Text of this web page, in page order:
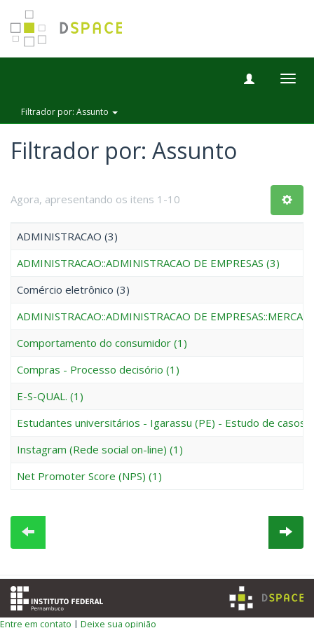
Filtrador por: Assunto
Filtrador por: Assunto
Agora, apresentando os itens 1-10
ADMINISTRACAO (3)
ADMINISTRACAO::ADMINISTRACAO DE EMPRESAS (3)
Comércio eletrônico (3)
ADMINISTRACAO::ADMINISTRACAO DE
Comportamento do consumidor (1)
Compras - Processo decisório (1)
E-S-QUAL. (1)
Estudantes universitários - Igarassu (PE) - Estudo de casos
Instagram (Rede social on-line) (1)
Net Promoter Score (NPS) (1)
Entre em contato | Deixe sua opinião